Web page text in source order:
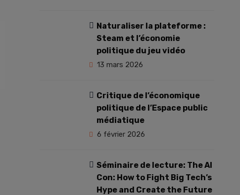
Naturaliser la plateforme :
Steam et l’économie
politique du jeu vidéo
13 mars 2026
Critique de l’économique
politique de l’Espace public
médiatique
6 février 2026
Séminaire de lecture: The AI
Con: How to Fight Big Tech’s
Hype and Create the Future